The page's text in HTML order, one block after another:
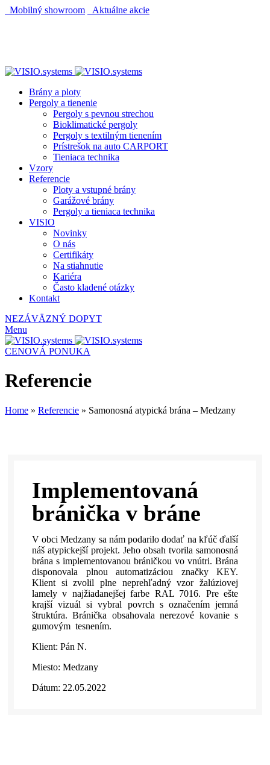
Mobilný showroom
Aktuálne akcie
Brány a ploty
Pergoly a tienenie
Pergoly s pevnou strechou
Bioklimatické pergoly
Pergoly s textilným tienením
Prístrešok na auto CARPORT
Tieniaca technika
Vzory
Referencie
Ploty a vstupné brány
Garážové brány
Pergoly a tieniaca technika
VISIO
Novinky
O nás
Certifikáty
Na stiahnutie
Kariéra
Často kladené otázky
Kontakt
NEZÁVÄZNÝ DOPYT
Menu
CENOVÁ PONUKA
Referencie
Home » Referencie » Samonosná atypická brána – Medzany
Implementovaná
bránička v bráne
V obci Medzany sa nám podarilo dodať na kľúč ďalší
náš atypickejší projekt. Jeho obsah tvorila samonosná
brána s implementovanou bráničkou vo vnútri. Brána
disponovala plnou automatizáciou značky KEY.
Klient si zvolil plne neprehľadný vzor žalúziovej
lamely v najžiadanejšej farbe RAL 7016. Pre ešte
krajší vizuál si vybral povrch s označením jemná
štruktúra. Bránička obsahovala nerezové kovanie s
gumovým tesnením.
Klient: Pán N.
Miesto: Medzany
Dátum: 22.05.2022